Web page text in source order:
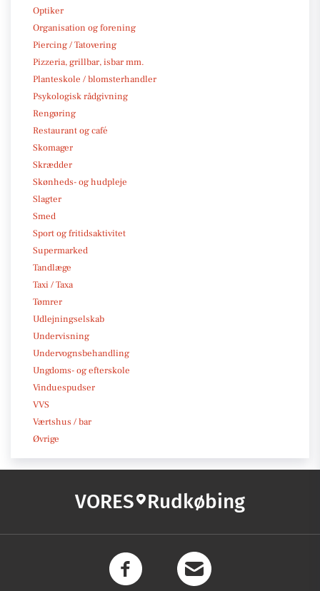
Optiker
Organisation og forening
Piercing / Tatovering
Pizzeria, grillbar, isbar mm.
Planteskole / blomsterhandler
Psykologisk rådgivning
Rengøring
Restaurant og café
Skomager
Skrædder
Skønheds- og hudpleje
Slagter
Smed
Sport og fritidsaktivitet
Supermarked
Tandlæge
Taxi / Taxa
Tømrer
Udlejningselskab
Undervisning
Undervognsbehandling
Ungdoms- og efterskole
Vinduespudser
VVS
Værtshus / bar
Øvrige
VORES Rudkøbing